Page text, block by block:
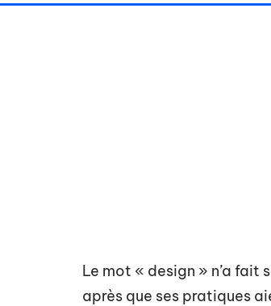
Le mot « design » n’a fait
après que ses pratiques